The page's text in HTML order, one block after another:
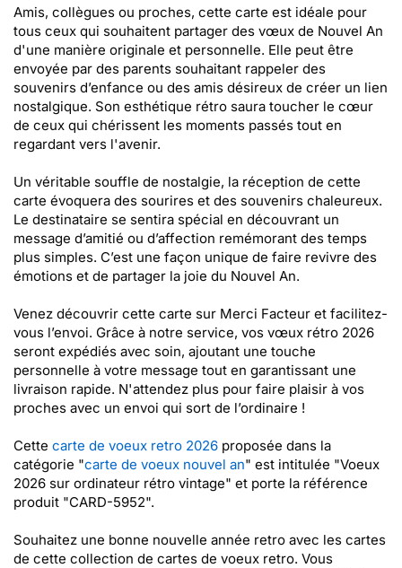
Amis, collègues ou proches, cette carte est idéale pour
tous ceux qui souhaitent partager des vœux de Nouvel An
d'une manière originale et personnelle. Elle peut être
envoyée par des parents souhaitant rappeler des
souvenirs d’enfance ou des amis désireux de créer un lien
nostalgique. Son esthétique rétro saura toucher le cœur
de ceux qui chérissent les moments passés tout en
regardant vers l'avenir.
Un véritable souffle de nostalgie, la réception de cette
carte évoquera des sourires et des souvenirs chaleureux.
Le destinataire se sentira spécial en découvrant un
message d’amitié ou d’affection remémorant des temps
plus simples. C’est une façon unique de faire revivre des
émotions et de partager la joie du Nouvel An.
Venez découvrir cette carte sur Merci Facteur et facilitez-
vous l’envoi. Grâce à notre service, vos vœux rétro 2026
seront expédiés avec soin, ajoutant une touche
personnelle à votre message tout en garantissant une
livraison rapide. N'attendez plus pour faire plaisir à vos
proches avec un envoi qui sort de l’ordinaire !
Cette carte de voeux retro 2026 proposée dans la
catégorie "carte de voeux nouvel an" est intitulée "Voeux
2026 sur ordinateur rétro vintage" et porte la référence
produit "CARD-5952".
Souhaitez une bonne nouvelle année retro avec les cartes
de cette collection de cartes de voeux retro. Vous